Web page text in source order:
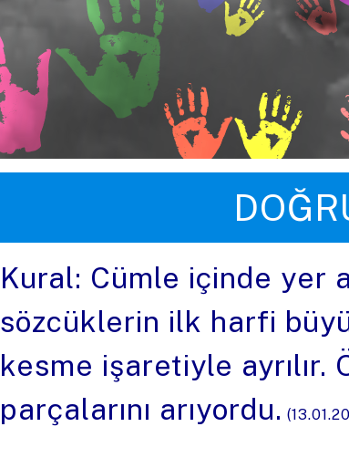
Kural: Cümle içinde yer
sözcüklerin ilk harfi
kesme işaretiyle ayrılır.
parçalarını arıyordu. (